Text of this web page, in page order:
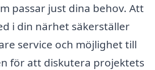
passar just dina behov. Att
i din närhet säkerställer
service och möjlighet till
för att diskutera projektets